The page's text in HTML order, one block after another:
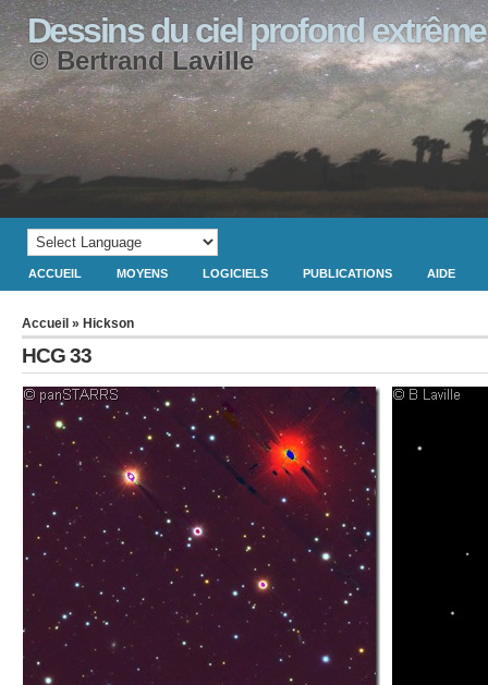
Dessins du ciel profond extrême
© Bertrand Laville
ACCUEIL MOYENS LOGICIELS PUBLICATIONS AIDE
Accueil » Hickson
HCG 33